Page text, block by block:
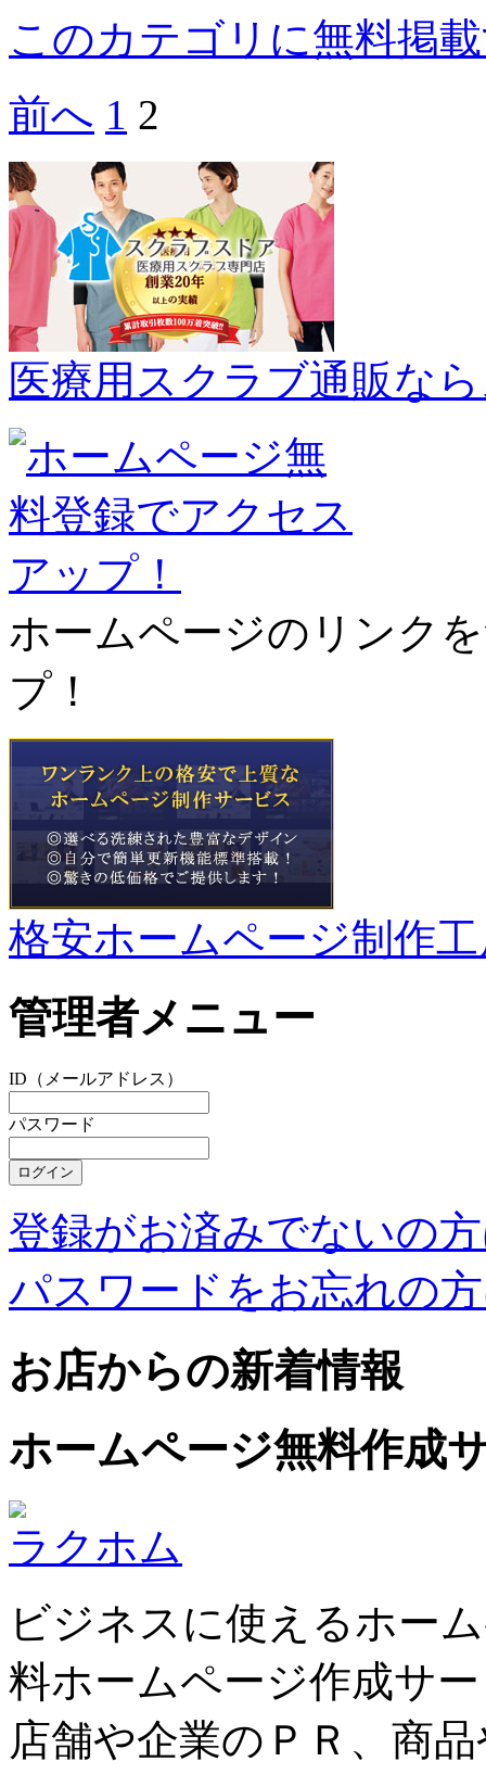
このカテゴリに無料掲
前へ 1 2
医療用スクラブ通販な
ホームページのリンク
プ！
格安ホームページ制作
管理者メニュー
ID（メールアドレス）
パスワード
登録がお済みでないの
パスワードをお忘れの
お店からの新着情報
ホームページ無料作成
ラクホム
ビジネスに使えるホー
料ホームページ作成サ
店舗や企業のＰＲ、商